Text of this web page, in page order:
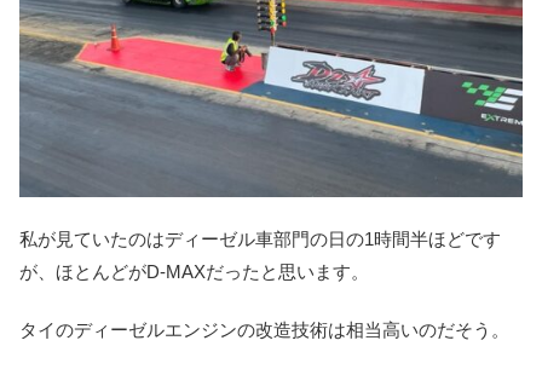
私が見ていたのはディーゼル車部門の日の1時間半ほどです
が、ほとんどがD-MAXだったと思います。
タイのディーゼルエンジンの改造技術は相当高いのだそう。